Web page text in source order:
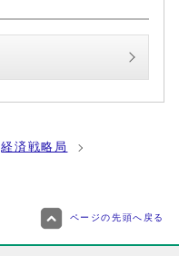
経済戦略局
ページの先頭へ戻る